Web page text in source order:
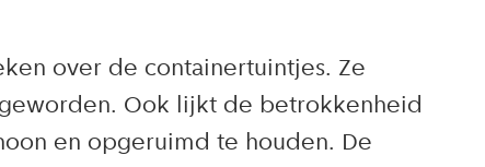
over de containertuintjes. Ze
Ook lijkt de betrokkenheid
en opgeruimd te houden. De